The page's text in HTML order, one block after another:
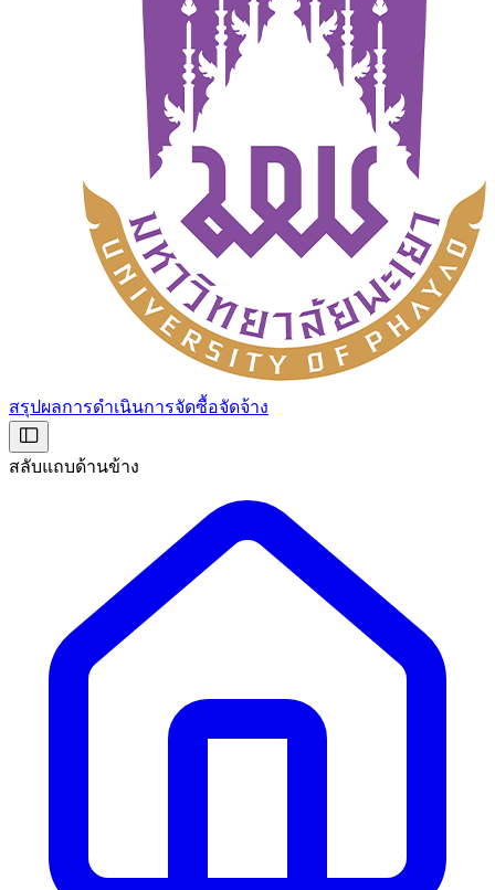
สรุปผลการดำเนินการจัดซื้อจัดจ้าง
สลับแถบด้านข้าง